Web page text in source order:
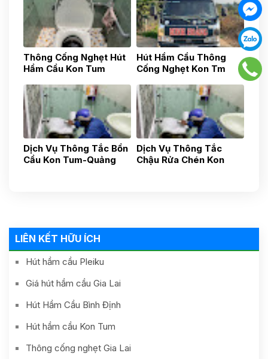
LIÊN KẾT HỮU ÍCH
Hút hầm cầu Pleiku
Giá hút hầm cầu Gia Lai
Hút Hầm Cầu Bình Định
Hút hầm cầu Kon Tum
Thông cống nghẹt Gia Lai
Thông Cống Nghẹt Hút
Hầm Cầu Kon Tum
Hút Hầm Cầu Thông
Cống Nghẹt Kon Tm
Dịch Vụ Thông Tắc Bồn
Cầu Kon Tum-Quảng
Dịch Vụ Thông Tắc
Chậu Rửa Chén Kon